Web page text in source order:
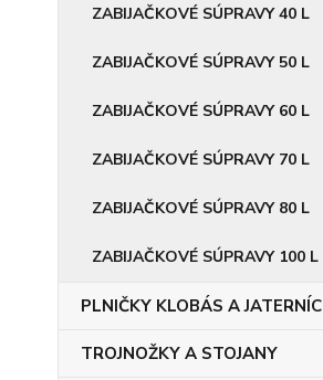
ZABIJAČKOVÉ SÚPRAVY 40 L
ZABIJAČKOVÉ SÚPRAVY 50 L
ZABIJAČKOVÉ SÚPRAVY 60 L
ZABIJAČKOVÉ SÚPRAVY 70 L
ZABIJAČKOVÉ SÚPRAVY 80 L
ZABIJAČKOVÉ SÚPRAVY 100 L
PLNIČKY KLOBÁS A JATERNÍC
TROJNOŽKY A STOJANY